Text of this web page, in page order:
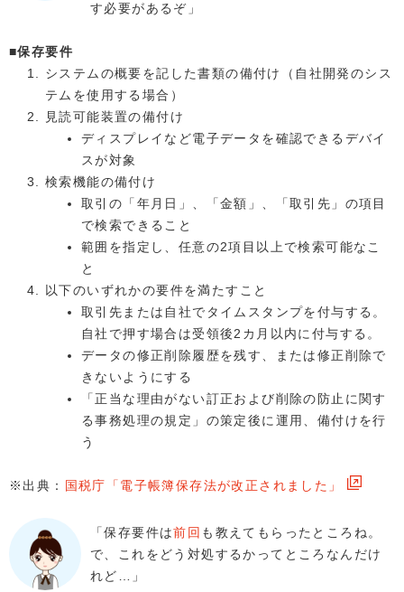
す必要があるぞ」
■保存要件
システムの概要を記した書類の備付け（自社開発のシス
テムを使用する場合）
見読可能装置の備付け
ディスプレイなど電子データを確認できるデバイ
スが対象
検索機能の備付け
取引の「年月日」、「金額」、「取引先」の項目
で検索できること
範囲を指定し、任意の2項目以上で検索可能なこ
と
以下のいずれかの要件を満たすこと
取引先または自社でタイムスタンプを付与する。
自社で押す場合は受領後2カ月以内に付与する。
データの修正削除履歴を残す、または修正削除で
きないようにする
「正当な理由がない訂正および削除の防止に関す
る事務処理の規定」の策定後に運用、備付けを行
う
※出典： 国税庁「電子帳簿保存法が改正されました」
「保存要件は前回 も教えてもらったところね。
で、これをどう対処するかってところなんだけ
れど…」